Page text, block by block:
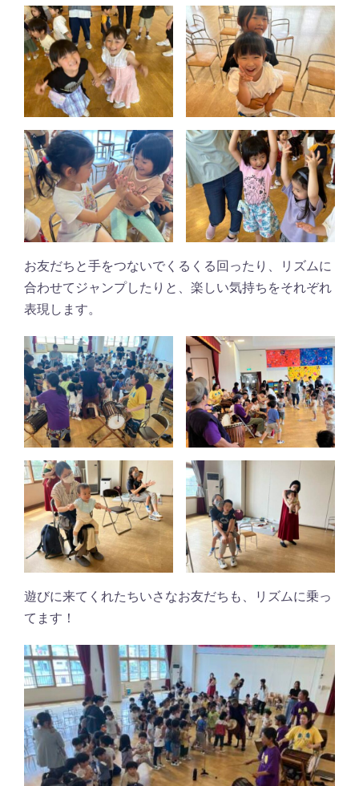
お友だちと手をつないでくるくる回ったり、リズムに
合わせてジャンプしたりと、楽しい気持ちをそれぞれ
表現します。
遊びに来てくれたちいさなお友だちも、リズムに乗っ
てます！